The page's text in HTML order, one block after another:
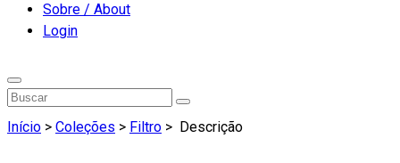
Sobre / About
Login
Início > Coleções > Filtro > Descrição